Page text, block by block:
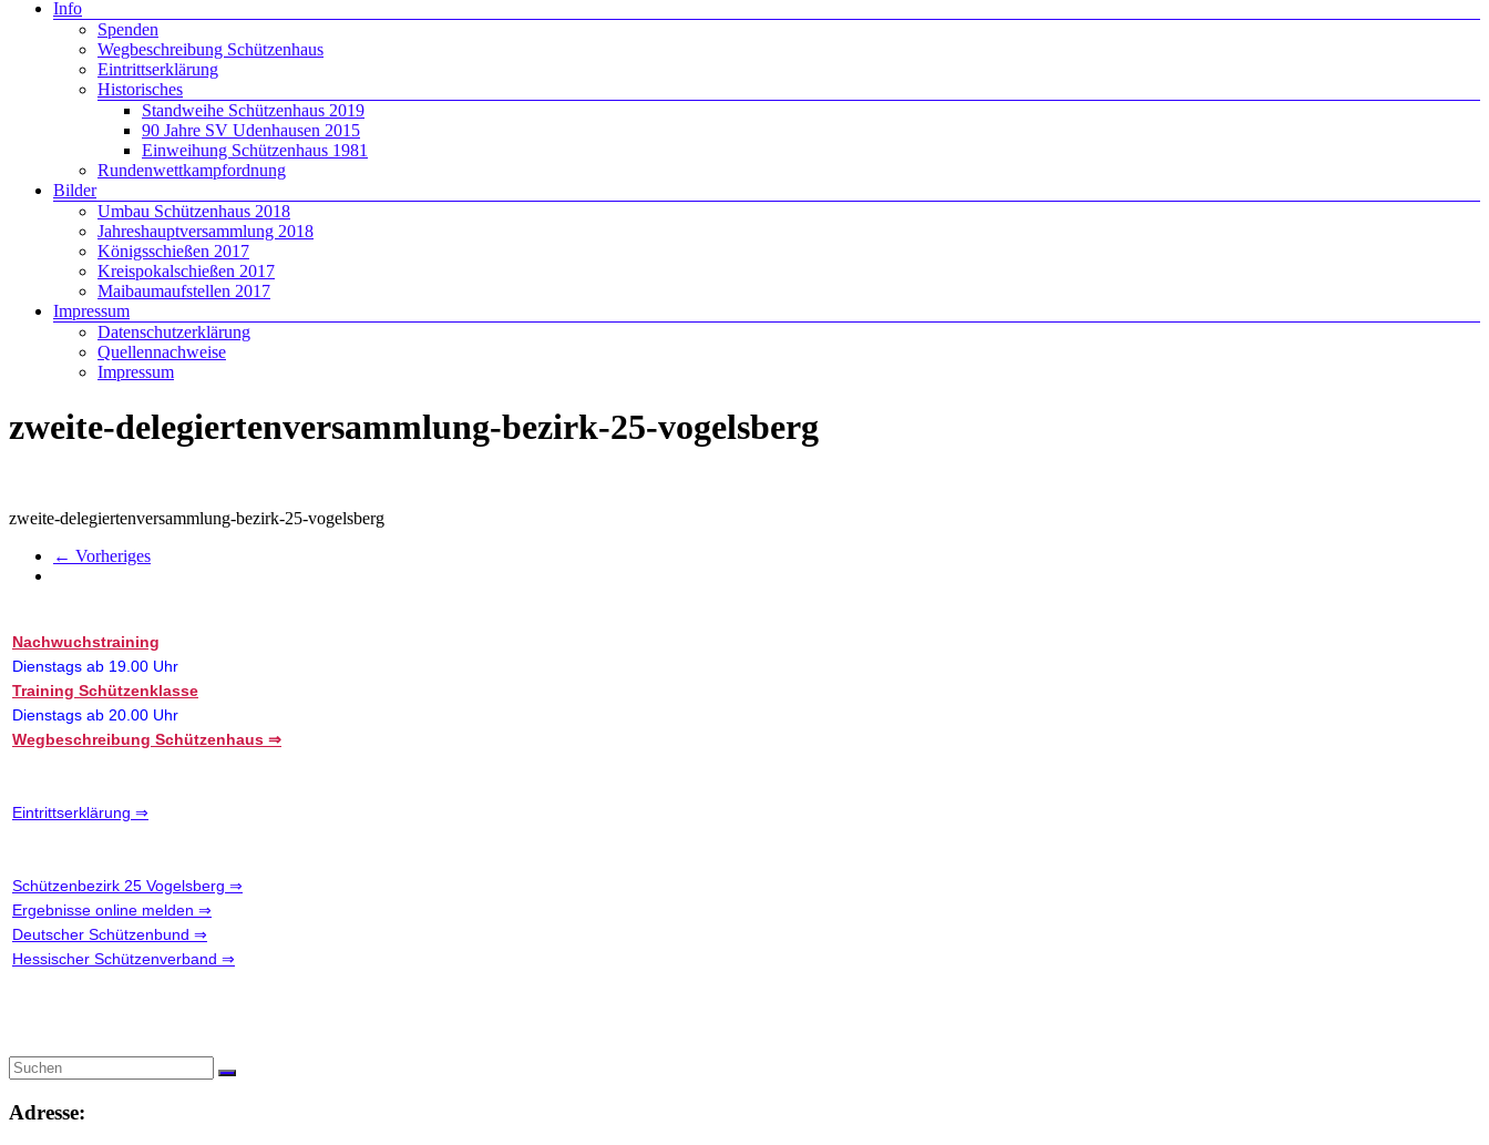
Info
Spenden
Wegbeschreibung Schützenhaus
Eintrittserklärung
Historisches
Standweihe Schützenhaus 2019
90 Jahre SV Udenhausen 2015
Einweihung Schützenhaus 1981
Rundenwettkampfordnung
Bilder
Umbau Schützenhaus 2018
Jahreshauptversammlung 2018
Königsschießen 2017
Kreispokalschießen 2017
Maibaumaufstellen 2017
Impressum
Datenschutzerklärung
Quellennachweise
Impressum
zweite-delegiertenversammlung-bezirk-25-vogelsberg
zweite-delegiertenversammlung-bezirk-25-vogelsberg
← Vorheriges
Nachwuchstraining
Dienstags ab 19.00 Uhr
Training Schützenklasse
Dienstags ab 20.00 Uhr
Wegbeschreibung Schützenhaus ⇒
Eintrittserklärung ⇒
Schützenbezirk 25 Vogelsberg ⇒
Ergebnisse online melden ⇒
Deutscher Schützenbund ⇒
Hessischer Schützenverband ⇒
Adresse: